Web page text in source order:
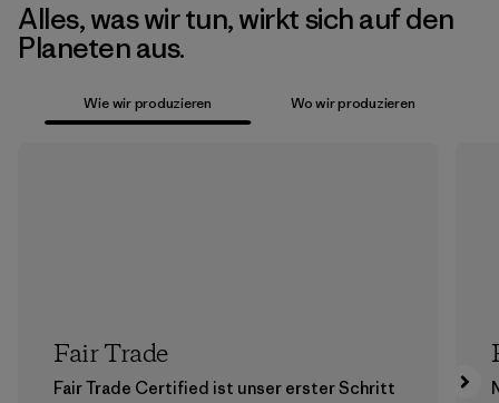
Alles, was wir tun, wirkt sich auf den
Planeten aus.
Wie wir produzieren Wo wir produzieren
Fair Trade
Fair Trade Certified ist unser erster Schritt